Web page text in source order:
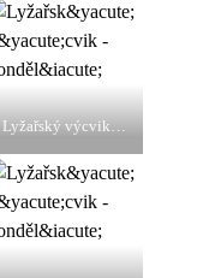
Lyžařský výcvik - pondělí